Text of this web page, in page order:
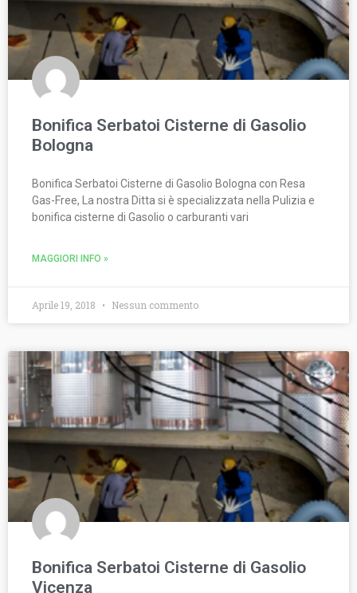
Bonifica Serbatoi Cisterne di Gasolio
Bologna
Bonifica Serbatoi Cisterne di Gasolio Bologna con Resa
Gas-Free, La nostra Ditta si è specializzata nella Pulizia e
bonifica cisterne di Gasolio o carburanti vari
MAGGIORI INFO »
Aprile 19, 2018 Nessun commento
Bonifica Serbatoi Cisterne di Gasolio
Vicenza